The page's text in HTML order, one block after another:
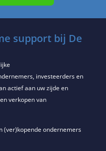
support bij De
investeerders en
actief aan uw zijde en
verkopen van
(ver)kopende ondernemers